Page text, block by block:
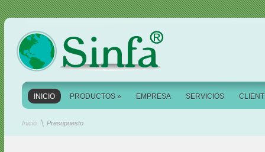
INICIO PRODUCTOS » EMPRESA SERVICIOS
Inicio Presupuesto